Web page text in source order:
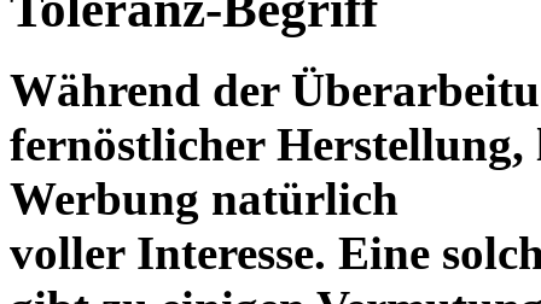
Während der
fernöstlicher Herstellung,
Werbung natürlich
voller Interesse. Eine